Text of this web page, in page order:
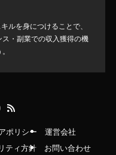
ルを身につけることで、
・副業での収入獲得の機
ポリシー
運営会社
ティ方針 お問い合わせ